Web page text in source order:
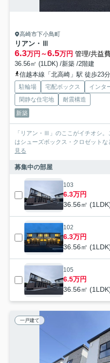
高崎市下小鳥町
リアン・Ⅲ
6.3万円～6.5万円 管理/共益
36.56㎡ (1LDK) /新築 /2階建
信越本線「北高崎」駅 徒歩23分
駐輪場 宅配ボックス インタ
閑静な住宅地
耐震構造
新築
「リアン・Ⅲ」のここがイチオシ
はシューズボックス・クロゼット
見る
募集中の部屋
103
6.3万円
36.56㎡
102
6.3万円
36.56㎡
105
6.5万円
36.56㎡
一戸建て